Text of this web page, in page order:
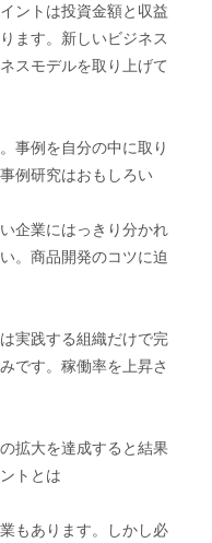
ントは投資金額と収益
ます。新しいビジネス
スモデルを取り上げて
事例を自分の中に取り
例研究はおもしろい
企業にはっきり分かれ
。商品開発のコツに迫
実践する組織だけで完
です。稼働率を上昇さ
拡大を達成すると結果
トとは
もあります。しかし必